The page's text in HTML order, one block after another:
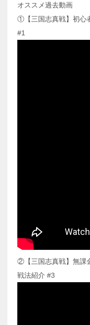
オススメ過去動画
①【三国志真戦】初心
#1
②【三国志真戦】無課
戦法紹介 #3